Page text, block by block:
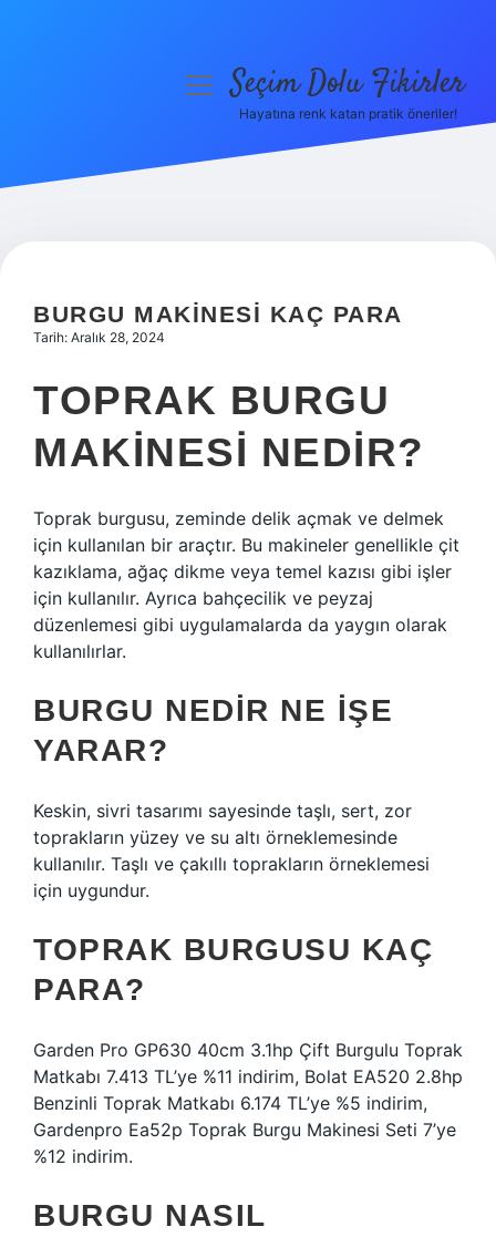
Hakkımızda
menüyüSeçim Dolu Fikirler
Hayatına renk katan pratik öneriler!
BURGU MAKINESI KAÇ PARA
Tarih: Aralık 28, 2024
TOPRAK BURGU
MAKINESI NEDIR?
Toprak burgusu, zeminde delik açmak ve delmek
için kullanılan bir araçtır. Bu makineler genellikle çit
kazıklama, ağaç dikme veya temel kazısı gibi işler
için kullanılır. Ayrıca bahçecilik ve peyzaj
düzenlemesi gibi uygulamalarda da yaygın olarak
kullanılırlar.
BURGU NEDIR NE IŞE
YARAR?
Keskin, sivri tasarımı sayesinde taşlı, sert, zor
toprakların yüzey ve su altı örneklemesinde
kullanılır. Taşlı ve çakıllı toprakların örneklemesi
için uygundur.
TOPRAK BURGUSU KAÇ
PARA?
Garden Pro GP630 40cm 3.1hp Çift Burgulu Toprak
Matkabı 7.413 TL’ye %11 indirim, Bolat EA520 2.8hp
Benzinli Toprak Matkabı 6.174 TL’ye %5 indirim,
Gardenpro Ea52p Toprak Burgu Makinesi Seti 7’ye
%12 indirim.
BURGU NASIL